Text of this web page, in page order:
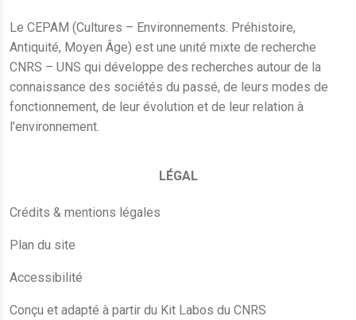
Le CEPAM (Cultures – Environnements. Préhistoire,
Antiquité, Moyen Âge) est une unité mixte de recherche
CNRS – UNS qui développe des recherches autour de la
connaissance des sociétés du passé, de leurs modes de
fonctionnement, de leur évolution et de leur relation à
l’environnement.
LÉGAL
Crédits & mentions légales
Plan du site
Accessibilité
Conçu et adapté à partir du Kit Labos du CNRS